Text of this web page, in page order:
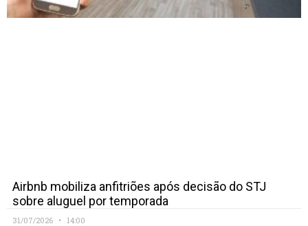
Airbnb mobiliza anfitriões após decisão do STJ
sobre aluguel por temporada
31/07/2026 14:00